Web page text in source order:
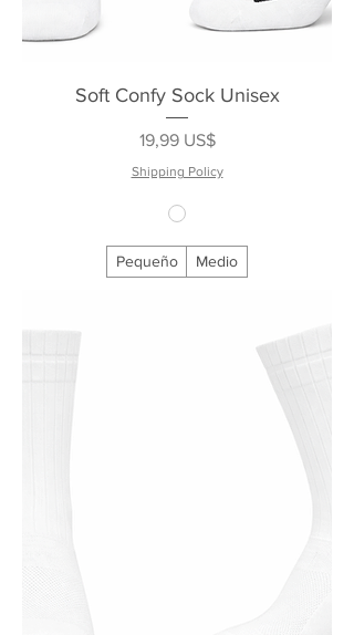
Soft Confy Sock Unisex
Precio
19,99 US$
Shipping Policy
Pequeño Medio